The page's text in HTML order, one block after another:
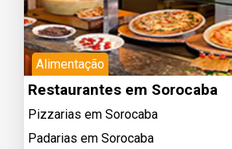
Alimentação
Restaurantes em Sorocaba
Pizzarias em Sorocaba
Padarias em Sorocaba